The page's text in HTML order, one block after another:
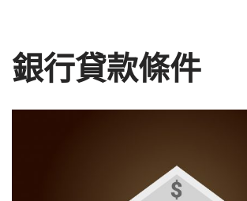
銀行貸款條件